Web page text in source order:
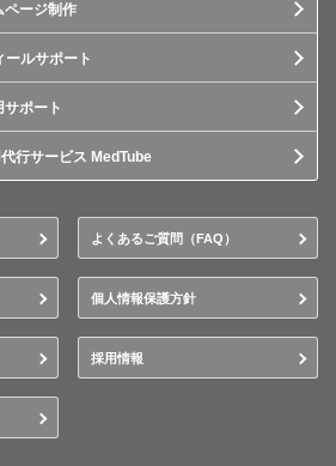
ページ制作
ルサポート
ポート
行サービス MedTube
よくあるご質問（FAQ）
個人情報保護方針
採用情報